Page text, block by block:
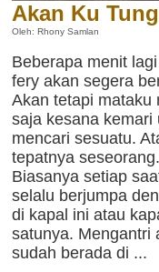
Akan Ku
Oleh: Rhony Samlan
Beberapa menit lagi
fery akan segera
Akan tetapi mataku
saja kesana kemari
mencari sesuatu.
tepatnya seseorang.
Biasanya setiap
selalu berjumpa
di kapal ini atau
satunya. Mengantri
sudah berada di ...